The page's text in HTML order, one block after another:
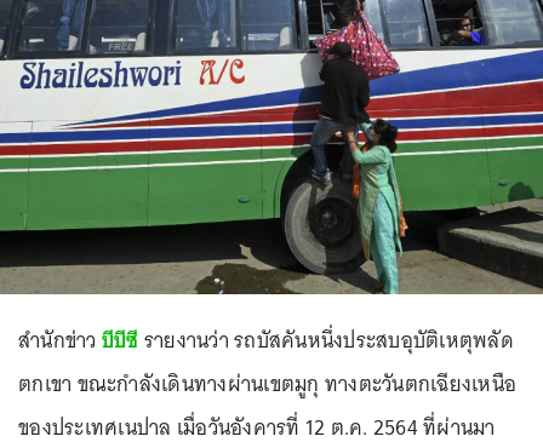
สำนักข่าว บีบีซี รายงานว่า รถบัสคันหนึ่งประสบอุบัติเหตุพลัด
ตกเขา ขณะกำลังเดินทางผ่านเขตมูกุ ทางตะวันตกเฉียงเหนือ
ของประเทศเนปาล เมื่อวันอังคารที่ 12 ต.ค. 2564 ที่ผ่านมา